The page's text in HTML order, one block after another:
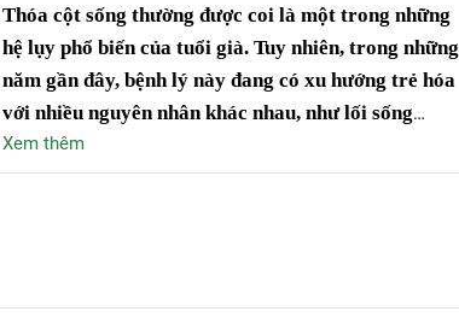
Thóa cột sống thường được coi là một trong những
hệ lụy phổ biến của tuổi già. Tuy nhiên, trong những
năm gần đây, bệnh lý này đang có xu hướng trẻ hóa
với nhiều nguyên nhân khác nhau, như lối sống
không lành mạnh, chế độ dinh dưỡng không hợp lý,
và thiếu hoạt động thể chất.Chính vì vậy, việc tự
Xem thêm